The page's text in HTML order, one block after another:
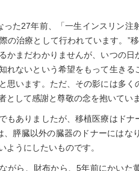
った27年前、「一生インスリン
の治療として行われています。”
かまだわかりませんが、いつの
れないという希望をもって生き
思います。ただ、その影には多
として感謝と尊敬の念を抱いていま
もありましたが、移植医療はド
、膵臓以外の臓器のドナーには
ようにしたいものです。
がら、財布から、5年前にかい